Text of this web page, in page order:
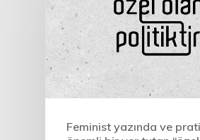
Feminist yazında ve